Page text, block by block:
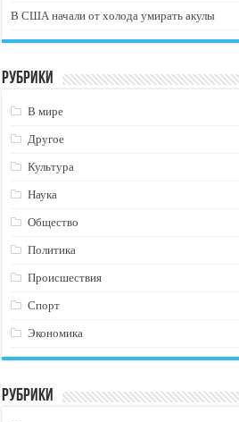
В США начали от холода умирать акулы
Рубрики
В мире
Другое
Культура
Наука
Общество
Политика
Происшествия
Спорт
Экономика
Рубрики